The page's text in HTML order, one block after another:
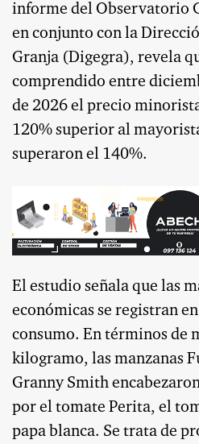
informe del Observatorio
en conjunto con la
Granja (Digegra), revela
comprendido entre
de 2026 el precio
120% superior al
superaron el 140%.
El estudio señala que las
económicas se registran
consumo. En términos de
kilogramo, las manzanas
Granny Smith
por el tomate Perita, el
papa blanca. Se trata de